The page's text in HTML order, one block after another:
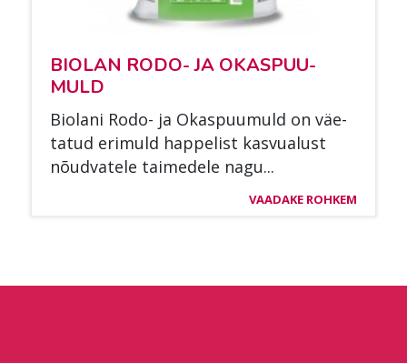
BIO­LAN RODO- JA OKAS­PUU­
MULD
Bio­la­ni Rodo- ja Okas­puu­muld on väe­
ta­tud eri­muld hap­pe­list kas­vua­lust
nõud­va­te­le tai­me­de­le nagu...
VAADAKE ROHKEM